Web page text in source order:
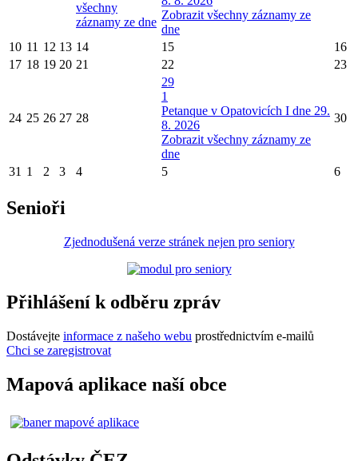
všechny
záznamy ze dne
Zobrazit všechny záznamy ze
dne
10 11 12 13 14 15
16
17 18 19 20 21 22 23
24 25 26 27 28
29
1
Petanque v Opatovicích I dne 29.
8. 2026
Zobrazit všechny záznamy ze
dne
30
31 1 2 3 4 5 6
Senioři
Zjednodušená verze stránek nejen pro seniory
Přihlášení k odběru zpráv
Dostávejte informace z našeho webu prostřednictvím e-mailů
Chci se zaregistrovat
Mapová aplikace naší obce